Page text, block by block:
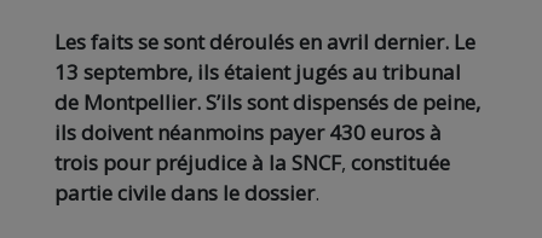
Les faits se sont déroulés en avril dernier. Le
13 septembre, ils étaient jugés au tribunal
de Montpellier. S’ils sont dispensés de peine,
ils doivent néanmoins payer 430 euros à
trois pour préjudice à la SNCF, constituée
partie civile dans le dossier.